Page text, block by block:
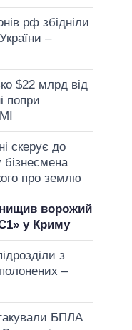
рф збідніли
–
$22 млрд від
попри
скерує до
бізнесмена
про землю
ворожий
у Криму
з
–
БПЛА